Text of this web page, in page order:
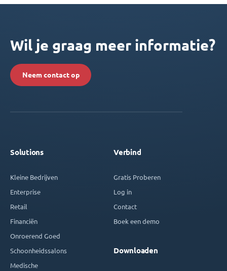
Wil je graag meer informatie?
Neem contact op
Solutions
Kleine Bedrijven
Enterprise
Retail
Financiën
Onroerend Goed
Schoonheidssalons
Medische
Verbind
Gratis Proberen
Log in
Contact
Boek een demo
Downloaden